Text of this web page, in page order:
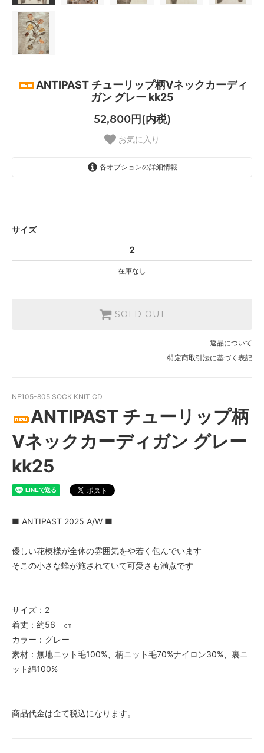
ANTIPAST チューリップ柄Vネックカーディ
ガン グレー kk25
52,800円(内税)
お気に入り
各オプションの詳細情報
サイズ
2
在庫なし
SOLD OUT
返品について
特定商取引法に基づく表記
NF105-805 SOCK KNIT CD
ANTIPAST チューリップ柄
Vネックカーディガン グレー
kk25
■ ANTIPAST 2025 A/W ■
優しい花模様が全体の雰囲気をや若く包んでいます
そこの小さな蜂が施されていて可愛さも満点です
サイズ：2
着丈：約56 ㎝
カラー：グレー
素材：無地ニット毛100%、柄ニット毛70%ナイロン30%、裏ニ
ット綿100%
商品代金は全て税込になります。